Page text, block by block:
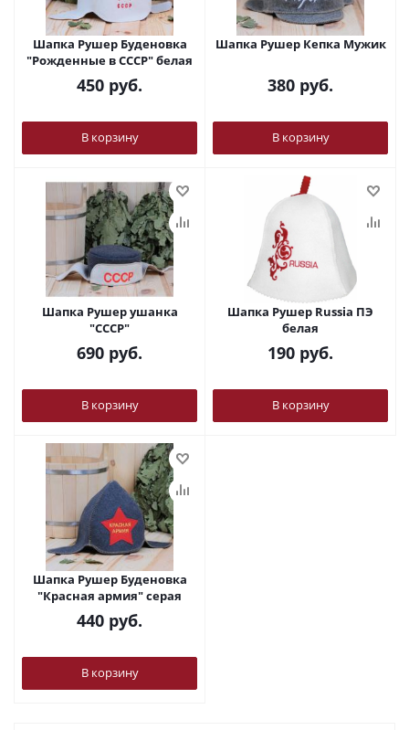
Шапка Рушер Буденовка
"Рожденные в СССР" белая
450 руб.
В корзину
Шапка Рушер Кепка Мужик
380 руб.
В корзину
Шапка Рушер ушанка
"СССР"
690 руб.
В корзину
Шапка Рушер Russia ПЭ
белая
190 руб.
В корзину
Шапка Рушер Буденовка
"Красная армия" серая
440 руб.
В корзину